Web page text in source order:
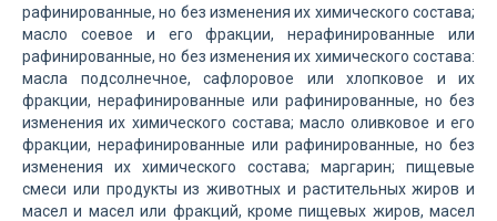
рафинированные, но без изменения их химического состава;
масло соевое и его фракции, нерафинированные или
рафинированные, но без изменения их химического состава:
масла подсолнечное, сафлоровое или хлопковое и их
фракции, нерафинированные или рафинированные, но без
изменения их химического состава; масло оливковое и его
фракции, нерафинированные или рафинированные, но без
изменения их химического состава; маргарин; пищевые
смеси или продукты из животных и растительных жиров и
масел и масел или фракций, кроме пищевых жиров, масел